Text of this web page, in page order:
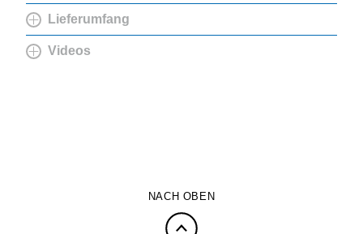
Lieferumfang
Videos
NACH OBEN